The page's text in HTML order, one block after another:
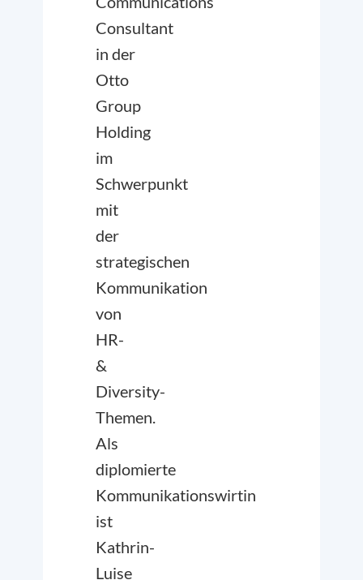
Consultant
in der
Otto
Group
Holding
im
Schwerpunkt
mit
der
strategischen
Kommunikation
von
HR-
&
Diversity-
Themen.
Als
diplomierte
Kommunikationswirtin
ist
Kathrin-
Luise